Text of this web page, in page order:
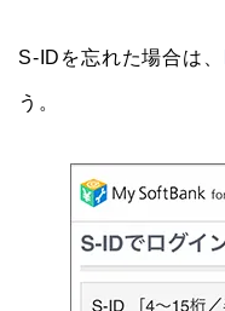
S-IDを忘れた場合は、
う。